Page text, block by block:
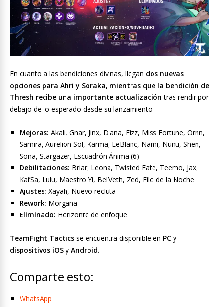
En cuanto a las bendiciones divinas, llegan dos nuevas
opciones para Ahri y Soraka, mientras que la bendición de
Thresh recibe una importante actualización tras rendir por
debajo de lo esperado desde su lanzamiento:
Mejoras: Akali, Gnar, Jinx, Diana, Fizz, Miss Fortune, Ornn,
Samira, Aurelion Sol, Karma, LeBlanc, Nami, Nunu, Shen,
Sona, Stargazer, Escuadrón Ánima (6)
Debilitaciones: Briar, Leona, Twisted Fate, Teemo, Jax,
Kai’Sa, Lulu, Maestro Yi, Bel’Veth, Zed, Filo de la Noche
Ajustes: Xayah, Nuevo recluta
Rework: Morgana
Eliminado: Horizonte de enfoque
TeamFight Tactics se encuentra disponible en PC y
dispositivos iOS y Android.
Comparte esto:
WhatsApp